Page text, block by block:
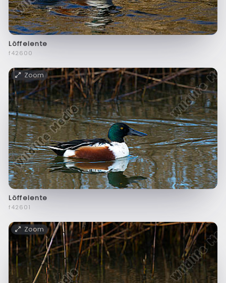
Löffelente
f42600
Zoom
Löffelente
f42601
Zoom